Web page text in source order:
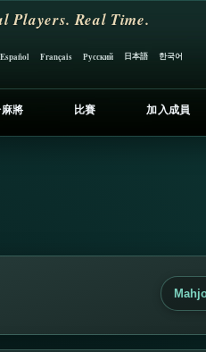
Players. Real Time.
Español Français Русский 日本語 한국어
將 比賽 加入成員